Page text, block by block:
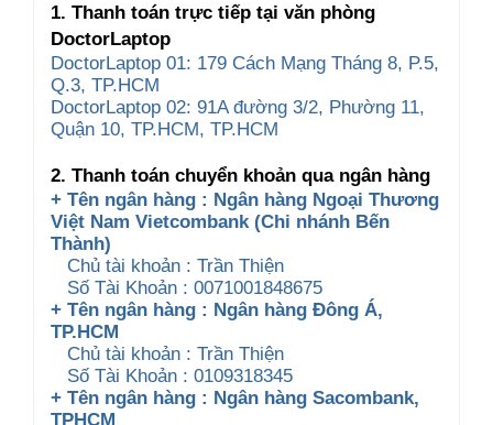
1. Thanh toán trực tiếp tại văn phòng
DoctorLaptop
DoctorLaptop 01: 179 Cách Mạng Tháng 8, P.5,
Q.3, TP.HCM
DoctorLaptop 02: 91A đường 3/2, Phường 11,
Quận 10, TP.HCM, TP.HCM
2. Thanh toán chuyển khoản qua ngân hàng
+ Tên ngân hàng : Ngân hàng Ngoại Thương
Việt Nam Vietcombank (Chi nhánh Bến
Thành)
Chủ tài khoản : Trần Thiện
Số Tài Khoản : 0071001848675
+ Tên ngân hàng : Ngân hàng Đông Á,
TP.HCM
Chủ tài khoản : Trần Thiện
Số Tài Khoản : 0109318345
+ Tên ngân hàng : Ngân hàng Sacombank,
TPHCM